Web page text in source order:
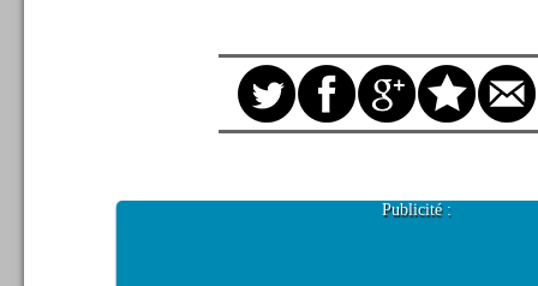
Publicité :